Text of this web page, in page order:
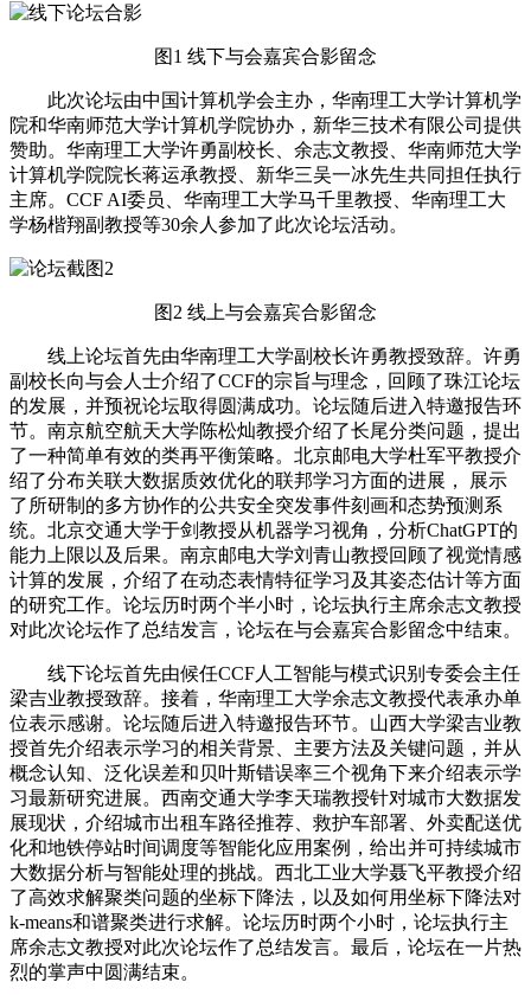
图1 线下与会嘉宾合影留念
此次论坛由中国计算机学会主办，华南理工大学计算机学
院和华南师范大学计算机学院协办，新华三技术有限公司提供
赞助。华南理工大学许勇副校长、余志文教授、华南师范大学
计算机学院院长蒋运承教授、新华三吴一冰先生共同担任执行
主席。CCF AI委员、华南理工大学马千里教授、华南理工大
学杨楷翔副教授等30余人参加了此次论坛活动。
图2 线上与会嘉宾合影留念
线上论坛首先由华南理工大学副校长许勇教授致辞。许勇
副校长向与会人士介绍了CCF的宗旨与理念，回顾了珠江论坛
的发展，并预祝论坛取得圆满成功。论坛随后进入特邀报告环
节。南京航空航天大学陈松灿教授介绍了长尾分类问题，提出
了一种简单有效的类再平衡策略。北京邮电大学杜军平教授介
绍了分布关联大数据质效优化的联邦学习方面的进展， 展示
了所研制的多方协作的公共安全突发事件刻画和态势预测系
统。北京交通大学于剑教授从机器学习视角，分析ChatGPT的
能力上限以及后果。南京邮电大学刘青山教授回顾了视觉情感
计算的发展，介绍了在动态表情特征学习及其姿态估计等方面
的研究工作。论坛历时两个半小时，论坛执行主席余志文教授
对此次论坛作了总结发言，论坛在与会嘉宾合影留念中结束。
线下论坛首先由候任CCF人工智能与模式识别专委会主任
梁吉业教授致辞。接着，华南理工大学余志文教授代表承办单
位表示感谢。论坛随后进入特邀报告环节。山西大学梁吉业教
授首先介绍表示学习的相关背景、主要方法及关键问题，并从
概念认知、泛化误差和贝叶斯错误率三个视角下来介绍表示学
习最新研究进展。西南交通大学李天瑞教授针对城市大数据发
展现状，介绍城市出租车路径推荐、救护车部署、外卖配送优
化和地铁停站时间调度等智能化应用案例，给出并可持续城市
大数据分析与智能处理的挑战。西北工业大学聂飞平教授介绍
了高效求解聚类问题的坐标下降法，以及如何用坐标下降法对
k-means和谱聚类进行求解。论坛历时两个小时，论坛执行主
席余志文教授对此次论坛作了总结发言。最后，论坛在一片热
烈的掌声中圆满结束。